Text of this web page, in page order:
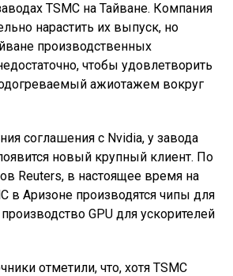
TSMC на Тайване. Компания
нарастить их выпуск, но
производственных
чтобы удовлетворить
ажиотажем вокруг
соглашения с Nvidia, у завода
новый крупный клиент. По
Reuters, в настоящее время на
в Аризоне производятся чипы для
GPU для ускорителей
отметили, что, хотя TSMC